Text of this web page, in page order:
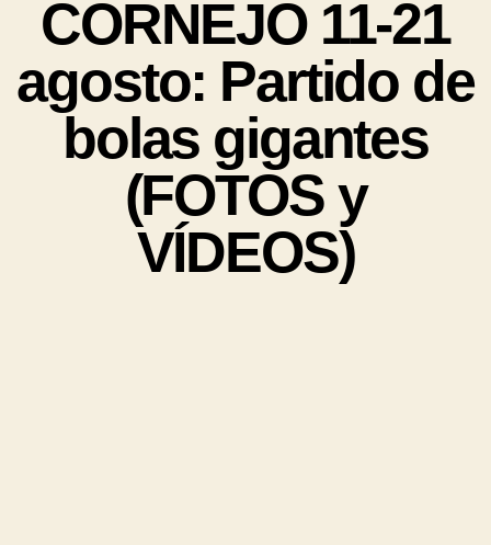
CORNEJO 11-21
agosto: Partido de
bolas gigantes
(FOTOS y
VÍDEOS)